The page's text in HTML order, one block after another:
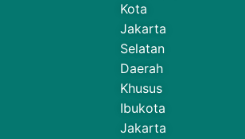
Kota
Jakarta
Selatan
Daerah
Khusus
Ibukota
Jakarta